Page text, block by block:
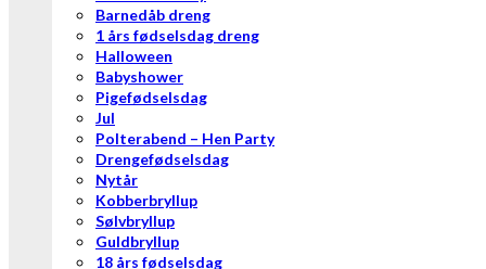
Barnedåb dreng
1 års fødselsdag dreng
Halloween
Babyshower
Pigefødselsdag
Jul
Polterabend – Hen Party
Drengefødselsdag
Nytår
Kobberbryllup
Sølvbryllup
Guldbryllup
18 års fødselsdag